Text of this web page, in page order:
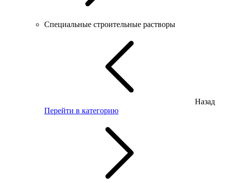
Специальные строительные растворы
Назад
Перейти в категорию